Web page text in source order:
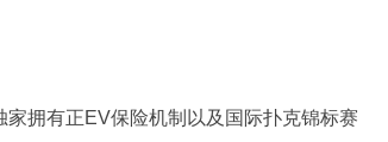
拥有正EV保险机制以及国际扑克锦标赛